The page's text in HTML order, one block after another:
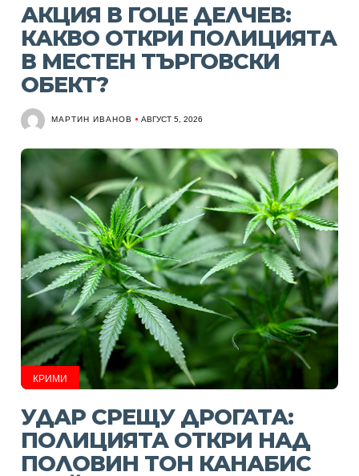
АКЦИЯ В ГОЦЕ ДЕЛЧЕВ:
КАКВО ОТКРИ ПОЛИЦИЯТА
В МЕСТЕН ТЪРГОВСКИ
ОБЕКТ?
МАРТИН ИВАНОВ АВГУСТ 5, 2026
КРИМИ
УДАР СРЕЩУ ДРОГАТА:
ПОЛИЦИЯТА ОТКРИ НАД
ПОЛОВИН ТОН КАНАБИС